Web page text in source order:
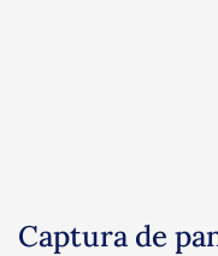
Captura de